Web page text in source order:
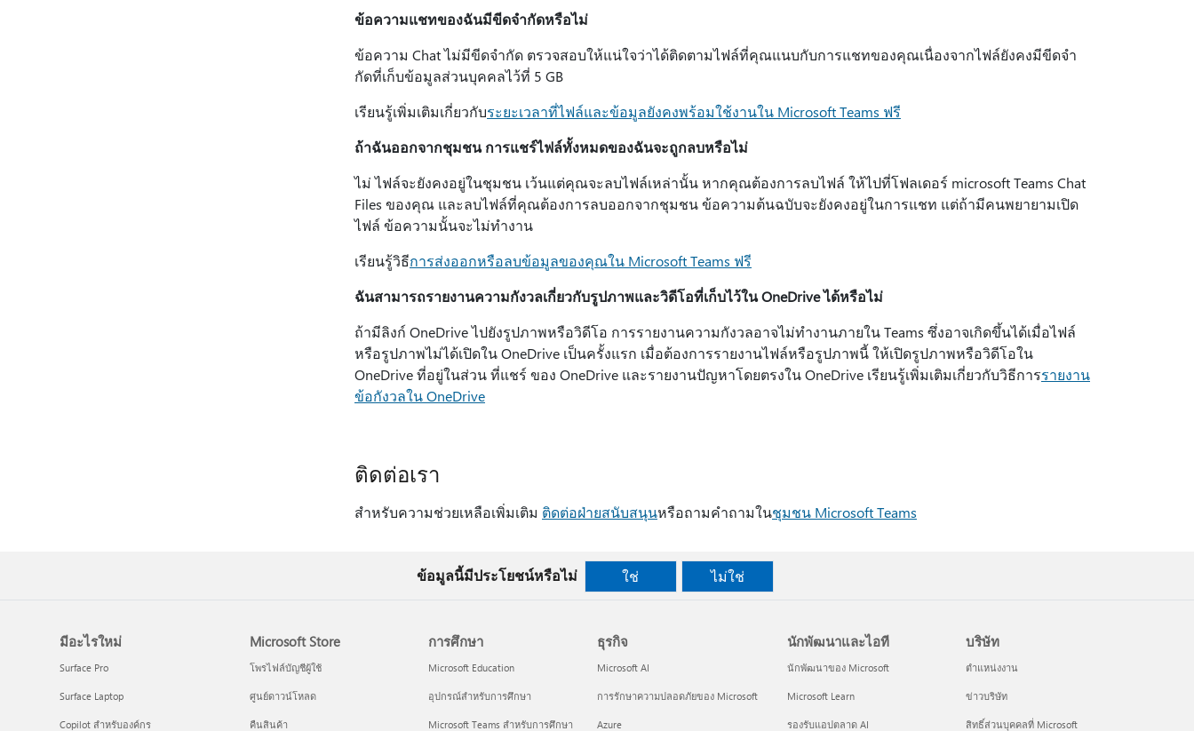
ข้อความแชทของฉันมีขีดจํากัดหรือไม่
ข้อความ Chat ไม่มีขีดจํากัด ตรวจสอบให้แน่ใจว่าได้ติดตามไฟล์ที่คุณแนบกับการแชทของคุณเนื่องจากไฟล์ยังคงมีขีดจํา
กัดที่เก็บข้อมูลส่วนบุคคลไว้ที่ 5 GB
เรียนรู้เพิ่มเติมเกี่ยวกับระยะเวลาที่ไฟล์และข้อมูลยังคงพร้อมใช้งานใน Microsoft Teams ฟรี
ถ้าฉันออกจากชุมชน การแชร์ไฟล์ทั้งหมดของฉันจะถูกลบหรือไม่
ไม่ ไฟล์จะยังคงอยู่ในชุมชน เว้นแต่คุณจะลบไฟล์เหล่านั้น หากคุณต้องการลบไฟล์ ให้ไปที่โฟลเดอร์ microsoft Teams Chat
Files ของคุณ และลบไฟล์ที่คุณต้องการลบออกจากชุมชน ข้อความต้นฉบับจะยังคงอยู่ในการแชท แต่ถ้ามีคนพยายามเปิด
ไฟล์ ข้อความนั้นจะไม่ทํางาน
เรียนรู้วิธีการส่งออกหรือลบข้อมูลของคุณใน Microsoft Teams ฟรี
ฉันสามารถรายงานความกังวลเกี่ยวกับรูปภาพและวิดีโอที่เก็บไว้ใน OneDrive ได้หรือไม่
ถ้ามีลิงก์ OneDrive ไปยังรูปภาพหรือวิดีโอ การรายงานความกังวลอาจไม่ทํางานภายใน Teams ซึ่งอาจเกิดขึ้นได้เมื่อไฟล์
หรือรูปภาพไม่ได้เปิดใน OneDrive เป็นครั้งแรก เมื่อต้องการรายงานไฟล์หรือรูปภาพนี้ ให้เปิดรูปภาพหรือวิดีโอใน
OneDrive ที่อยู่ในส่วน ที่แชร์ ของ OneDrive และรายงานปัญหาโดยตรงใน OneDrive เรียนรู้เพิ่มเติมเกี่ยวกับวิธีการรายงาน
ข้อกังวลใน OneDrive
ติดต่อเรา
สําหรับความช่วยเหลือเพิ่มเติม ติดต่อฝ่ายสนับสนุนหรือถามคําถามในชุมชน Microsoft Teams
ข้อมูลนี้มีประโยชน์หรือไม่ ใช่ ไม่ใช่
มีอะไรใหม่
Surface Pro
Surface Laptop
Copilot สำหรับองค์กร
Microsoft Store
โพรไฟล์บัญชีผู้ใช้
ศูนย์ดาวน์โหลด
คืนสินค้า
การศึกษา
Microsoft Education
อุปกรณ์สำหรับการศึกษา
Microsoft Teams สำหรับการศึกษา
ธุรกิจ
Microsoft AI
การรักษาความปลอดภัยของ Microsoft
Azure
นักพัฒนาและไอที
นักพัฒนาของ Microsoft
Microsoft Learn
รองรับแอปตลาด AI
บริษัท
ตำแหน่งงาน
ข่าวบริษัท
สิทธิ์ส่วนบุคคลที่ Microsoft